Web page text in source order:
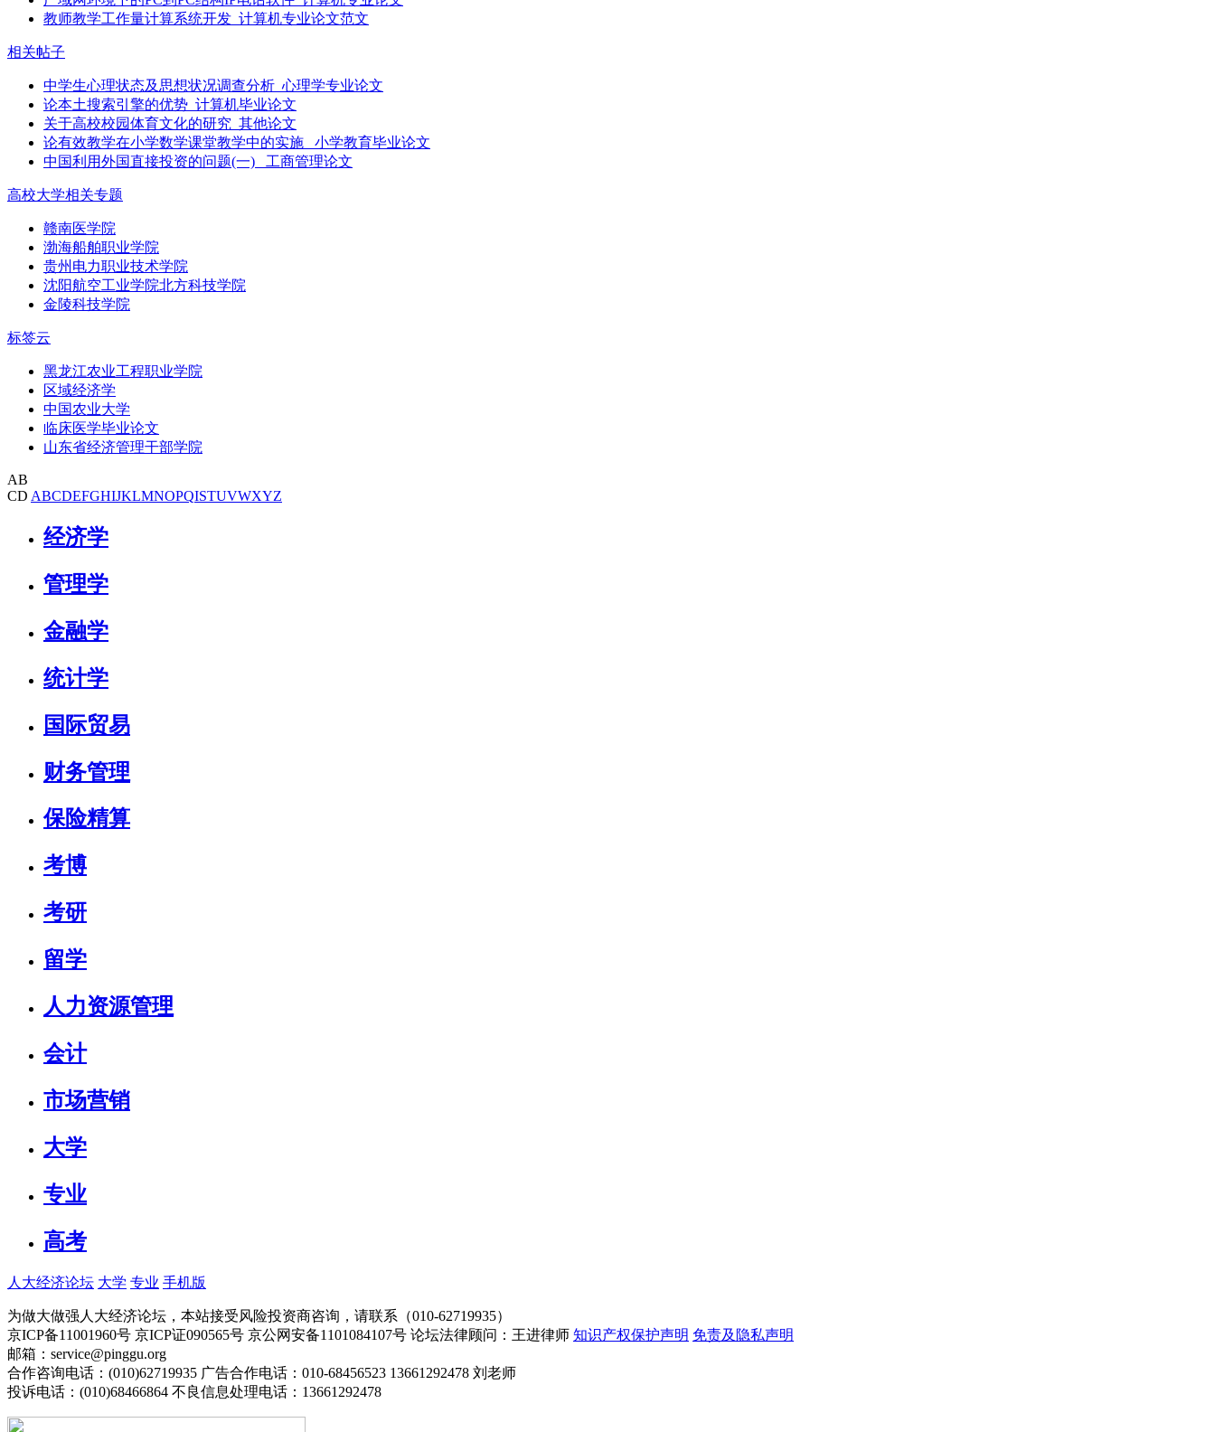
教师教学工作量计算系统开发_计算机专业论文范文
相关帖子
中学生心理状态及思想状况调查分析_心理学专业论文
论本土搜索引擎的优势_计算机毕业论文
关于高校校园体育文化的研究_其他论文
论有效教学在小学数学课堂教学中的实施 _小学教育毕业论文
中国利用外国直接投资的问题(一) _工商管理论文
高校大学相关专题
赣南医学院
渤海船舶职业学院
贵州电力职业技术学院
沈阳航空工业学院北方科技学院
金陵科技学院
标签云
黑龙江农业工程职业学院
区域经济学
中国农业大学
临床医学毕业论文
山东省经济管理干部学院
AB
CD ABCDEFGHIJKLMNOPQISTUVWXYZ
经济学
管理学
金融学
统计学
国际贸易
财务管理
保险精算
考博
考研
留学
人力资源管理
会计
市场营销
大学
专业
高考
人大经济论坛 大学 专业 手机版
为做大做强人大经济论坛，本站接受风险投资商咨询，请联系（010-62719935）
京ICP备11001960号 京ICP证090565号 京公网安备1101084107号 论坛法律顾问：王进律师 知识产权保护声明 免责及隐私声明
邮箱：service@pinggu.org
合作咨询电话：(010)62719935 广告合作电话：010-68456523 13661292478 刘老师
投诉电话：(010)68466864 不良信息处理电话：13661292478